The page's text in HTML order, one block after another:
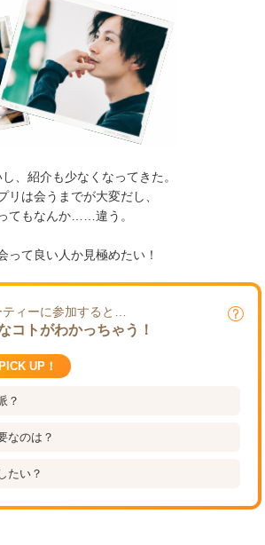
、紹介も少なくなってきた。
リは会うまでが大変だし、
てもなんか……違う。
って良い人か見極めたい！
ティーに参加すると…
コトがわかっちゃう！
UP！
？
なのは？
たい？